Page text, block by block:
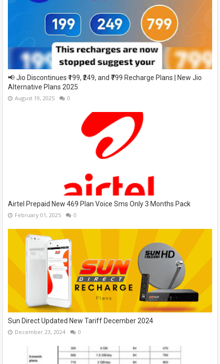
📢 Jio Discontinues ₹199, ₹249, and ₹799 Recharge Plans | New Jio
Alternative Plans 2025
August 19, 2025 0
Airtel Prepaid New 469 Plan Voice Sms Only 3 Months Pack
February 01, 2025 0
Sun Direct Updated New Tariff December 2024
December 23, 2024 0